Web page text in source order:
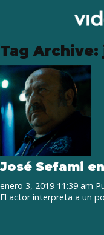
Tag
José Sefami
enero 3, 2019 11:39 am
El actor interpreta a un